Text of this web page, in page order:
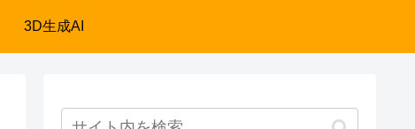
3D生成AI